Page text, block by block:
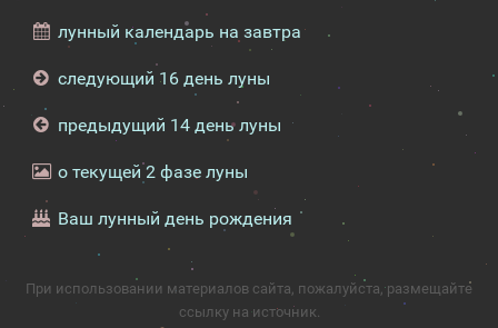
лунный календарь на завтра
следующий 16 день луны
предыдущий 14 день луны
о текущей 2 фазе луны
Ваш лунный день рождения
При использовании материалов сайта, пожалуйста, размещайте
ссылку на источник.